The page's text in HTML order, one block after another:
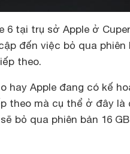
6 tại trụ sở Apple ở
đến việc bỏ qua phiên
theo.
hay Apple đang có kế
theo mà cụ thể ở đây là
bỏ qua phiên bản 16